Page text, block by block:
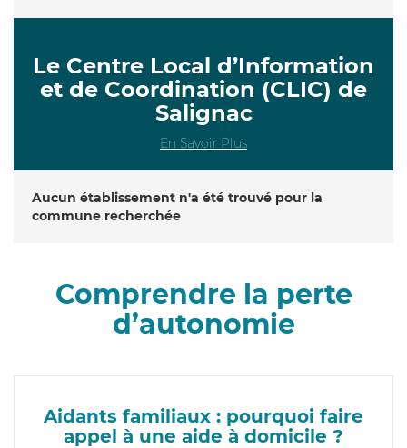
Le Centre Local d’Information
et de Coordination (CLIC) de
Salignac
En Savoir Plus
Aucun établissement n'a été trouvé pour la
commune recherchée
Comprendre la perte
d’autonomie
Aidants familiaux : pourquoi faire
appel à une aide à domicile ?